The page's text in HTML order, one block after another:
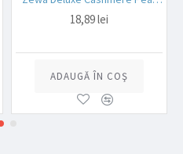
de tine ca adresa de
18,89 lei
ADAUGĂ ÎN COŞ